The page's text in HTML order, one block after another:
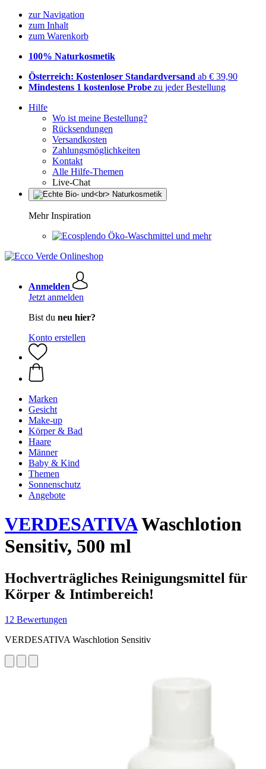
zur Navigation
zum Inhalt
zum Warenkorb
100% Naturkosmetik
Österreich: Kostenloser Standardversand ab € 39,90
Mindestens 1 kostenlose Probe zu jeder Bestellung
Hilfe
Wo ist meine Bestellung?
Rücksendungen
Versandkosten
Zahlungsmöglichkeiten
Kontakt
Alle Hilfe-Themen
Live-Chat
Mehr Inspiration
Öko-Waschmittel und mehr
Anmelden
Jetzt anmelden
Bist du neu hier?
Konto erstellen
Marken
Gesicht
Make-up
Körper & Bad
Haare
Männer
Baby & Kind
Themen
Sonnenschutz
Angebote
VERDESATIVAWaschlotion
Sensitiv, 500 ml
Hochverträgliches Reinigungsmittel für
Körper & Intimbereich!
12 Bewertungen
VERDESATIVA Waschlotion Sensitiv